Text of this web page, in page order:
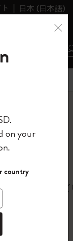
日本 (日本語)
そ
る
ック、ペイズ
そ
ド
、初
なり
品は
on your
country